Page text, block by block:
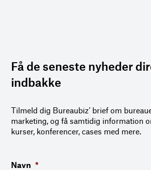
Få de seneste nyheder
indbakke
Tilmeld dig Bureaubiz’ brief om
marketing, og få samtidig information
kurser, konferencer, cases med mere.
Navn *